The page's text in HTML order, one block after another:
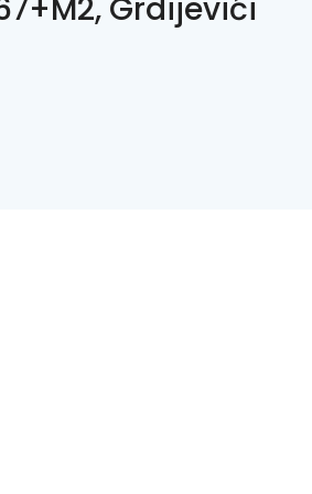
Grdijevići